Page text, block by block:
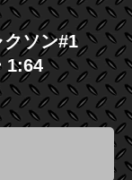
ソン#1
1:64